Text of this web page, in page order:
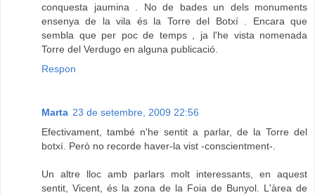
conquesta jaumina . No de bades un dels monuments
ensenya de la vila és la Torre del Botxí . Encara que
sembla que per poc de temps , ja l'he vista nomenada
Torre del Verdugo en alguna publicació.
Respon
Marta 23 de setembre, 2009 22:56
Efectivament, també n'he sentit a parlar, de la Torre del
botxí. Però no recorde haver-la vist -conscientment-.
Un altre lloc amb parlars molt interessants, en aquest
sentit, Vicent, és la zona de la Foia de Bunyol. L'àrea de